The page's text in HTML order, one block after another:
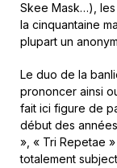
Skee Mask…), les
la cinquantaine
plupart un
Le duo de la
prononcer ainsi
fait ici figure de
début des
», « Tri Repetae
totalement